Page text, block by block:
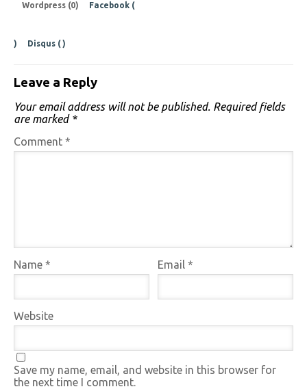
Wordpress (0) Facebook (
) Disqus ( )
Leave a Reply
Your email address will not be published. Required fields
are marked *
Comment *
Name * Email*
Website
Save my name, email, and website in this browser for
the next time I comment.